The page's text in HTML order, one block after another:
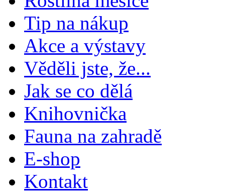
Tip na nákup
Akce a výstavy
Věděli jste, že...
Jak se co dělá
Knihovnička
Fauna na zahradě
E-shop
Kontakt